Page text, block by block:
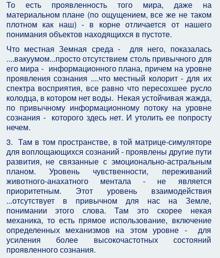
То есть проявленность того мира, даже на
материальном плане (по ощущением, все же не таком
плотном как наш) - в корне отличается от нашего
понимания объектов находящихся в пустоте.
Что местная Земная среда - для него, показалась
....вакуумом...просто отсутствием столь привычного для
его мира - информационного плана, причем на уровне
проявления сознания ....что местный колорит - для их
спектра восприятия, все равно что пересохшее русло
колодца, в котором нет воды. Некая устойчивая жажда,
по привычному информационному потоку на уровне
сознания - которого здесь нет. И утолить ее попросту
нечем.
3. Там в том пространстве, в той матрице-симуляторе
для воплощающихся сознаний - проявлены другие пути
развития, не связанные с эмоционально-астральным
планом. Уровень чувственности, переживаний
животного-анахатного ментала - не является
приоритетным. Этот уровень взаимодействия
...отсутствует в привычном для нас на Земле,
понимании этого слова. Там это скорее некая
механика, то есть прямое использование, включение
определенных механизмов на этом уровне - для
усиления более высокочастотных состояний
проявленного сознания.